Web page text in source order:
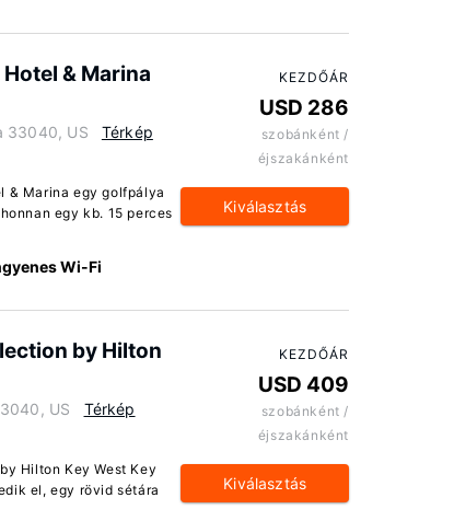
& Marina
33040, US
Térkép
& Marina egy golfpálya
egy kb. 15 perces
Wi-Fi
KEZDŐÁR
USD 286
szobánként /
éjszakánként
Kiválasztás
by Hilton
US
Térkép
Hilton Key West Key
el, egy rövid sétára
KEZDŐÁR
USD 409
szobánként /
éjszakánként
Kiválasztás